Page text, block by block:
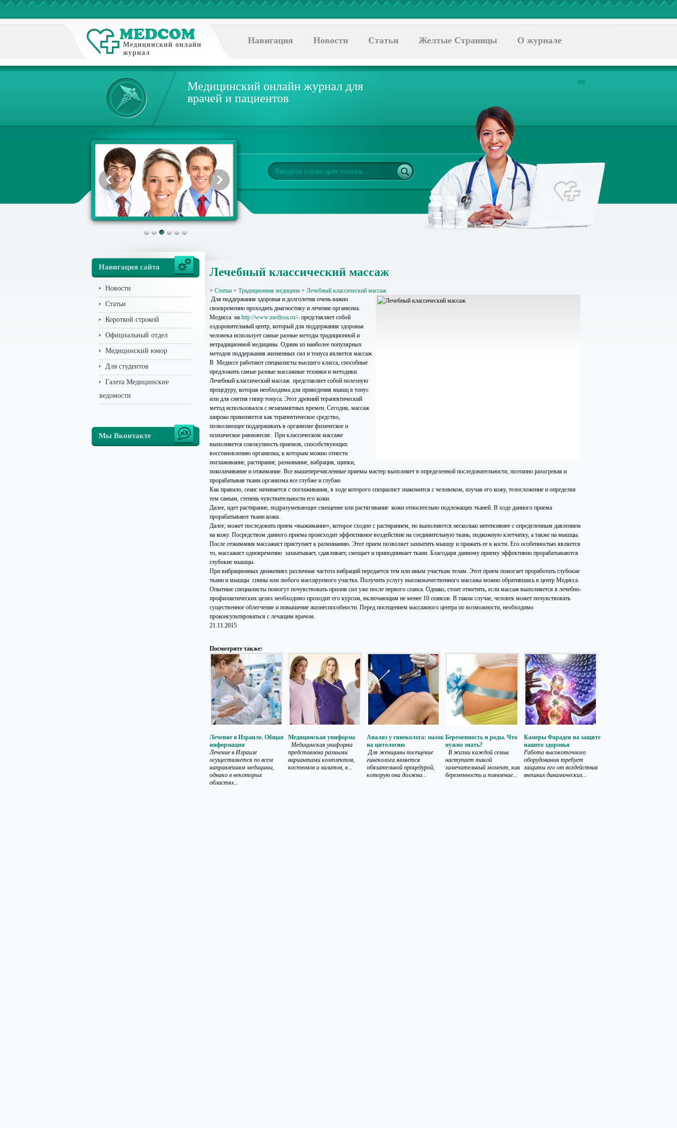
Медицинский онлайн
журнал
Навигация Новости Статьи Желтые Страницы О журнале
Медицинский онлайн журнал для
врачей и пациентов
Навигация сайта
Новости
Статьи
Короткой строкой
Официальный отдел
Медицинский юмор
Для студентов
Газета Медицинские
ведомости
Мы Вконтакте
Лечебный классический массаж
> Статьи > Традиционная медицина > Лечебный классический массаж
Для поддержания здоровья и долголетия очень важно
своевременно проходить диагностику и лечение организма.
Медисса на http://www.medissa.ru/– представляет собой
оздоровительный центр, который для поддержания здоровья
человека использует самые разные методы традиционной и
нетрадиционной медицины. Одним из наиболее популярных
методов поддержания жизненных сил и тонуса является массаж.
В Медиссе работают специалисты высшего класса, способные
предложить самые разные массажные техники и методики.
Лечебный классический массаж представляет собой полезную
процедуру, которая необходима для приведения мышц в тонус
или для снятия гипер тонуса. Этот древний терапевтический
метод использовался с незапамятных времен. Сегодня, массаж
широко применяется как терапевтическое средство,
позволяющее поддерживать в организме физическое и
психическое равновесие. При классическом массаже
выполняется совокупность приемов, способствующих
восстановлению организма, к которым можно отнести
поглаживание, растирание, разминание, вибрация, щипки,
поколачивание и отжимание. Все вышеперечисленные приемы мастер выполняет в определенной последовательности, поэтапно разогревая и
прорабатывая ткани организма все глубже и глубже.
Как правило, сеанс начинается с поглаживания, в ходе которого специалист знакомится с человеком, изучая его кожу, телосложение и определяя
тем самым, степень чувствительности его кожи.
Далее, идет растирание, подразумевающее смещение или растягивание кожи относительно подлежащих тканей. В ходе данного приема
прорабатывают ткани кожи.
Далее, может последовать прием «выжимание», которое сходно с растиранием, но выполняется несколько интенсивнее с определенным давлением
на кожу. Посредством данного приема происходит эффективное воздействие на соединительную ткань, подкожную клетчатку, а также на мышцы.
После отжимания массажист приступает к разминанию. Этот прием позволяет захватить мышцу и прижать ее к кости. Его особенностью является
то, массажист одновременно захватывает, сдавливает, смещает и приподнимает ткани. Благодаря данному приему эффективно прорабатываются
глубокие мышцы.
При вибрационных движениях различная частота вибраций передается тем или иным участкам телам. Этот прием помогает проработать глубокие
ткани и мышцы спины или любого массируемого участка. Получить услугу высококачественного массажа можно обратившись в центр Медисса.
Опытные специалисты помогут почувствовать прилив сил уже после первого сеанса. Однако, стоит отметить, если массаж выполняется в лечебно-
профилактических целях необходимо проходит его курсом, включающим не менее 10 сеансов. В таком случае, человек может почувствовать
существенное облегчение и повышение жизнеспособности. Перед посещением массажного центра по возможности, необходимо
проконсультироваться с лечащим врачом.
21.11.2015
Посмотрите также:
Лечение в Израиле. Общая
информация
Лечение в Израиле
осуществляется по всем
направлениям медицины,
однако в некоторых
областях...
Медицинская униформа
Медицинская униформа
представлена разными
вариантами комплектов,
костюмов и халатов, в...
Анализ у гинеколога: мазок
на цитологию
Для женщины посещение
гинеколога является
обязательной процедурой,
которую она должна...
Беременность и роды. Что
нужно знать?
В жизни каждой семьи
наступает такой
замечательный момент, как
беременность и появление...
Камеры Фарадея на защите
нашего здоровья
Работа высокоточного
оборудования требует
защиты его от воздействия
внешних динамических...